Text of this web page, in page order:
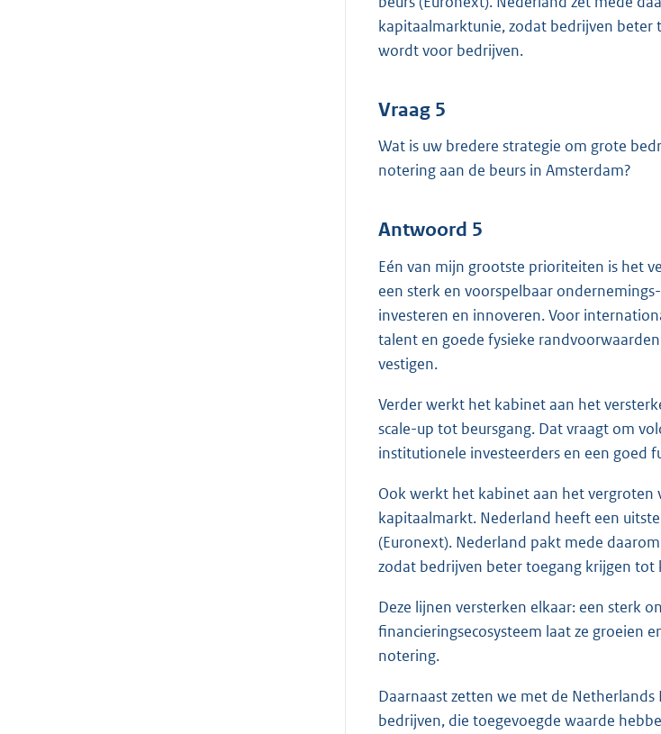
kapitaalmarktunie, zodat bedrijven beter
wordt voor bedrijven.
Vraag 5
Wat is uw bredere strategie om grote
notering aan de beurs in Amsterdam?
Antwoord 5
Eén van mijn grootste prioriteiten is het
een sterk en voorspelbaar
investeren en innoveren. Voor
talent en goede fysieke
vestigen.
Verder werkt het kabinet aan het
scale-up tot beursgang. Dat vraagt om
institutionele investeerders en een goed
Ook werkt het kabinet aan het vergroten
kapitaalmarkt. Nederland heeft een
(Euronext). Nederland pakt mede
zodat bedrijven beter toegang krijgen
Deze lijnen versterken elkaar: een sterk
financieringsecosysteem laat ze groeien
notering.
Daarnaast zetten we met de
bedrijven, die toegevoegde waarde